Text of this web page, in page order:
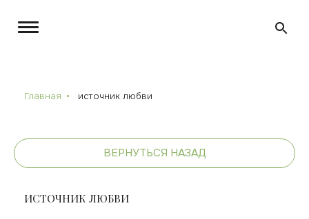
Главная источник любви
ВЕРНУТЬСЯ НАЗАД
ИСТОЧНИК ЛЮБВИ